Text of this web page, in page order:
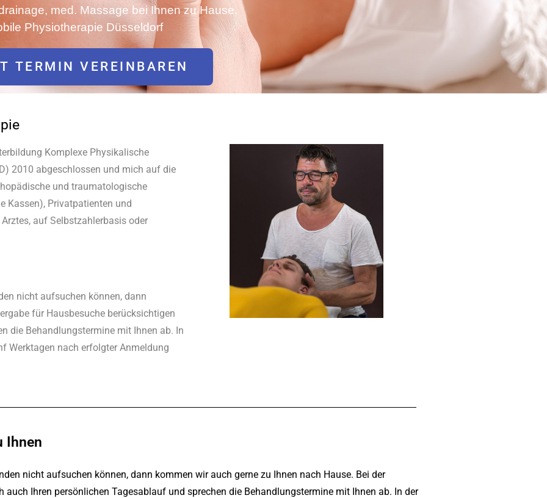
med. Massage bei Ihnen zu Hause.
Physiotherapie Düsseldorf
TERMIN VEREINBAREN
Komplexe Physikalische
2010 abgeschlossen und mich auf die
und traumatologische
Kassen), Privatpatienten und
auf Selbstzahlerbasis oder
nicht aufsuchen können, dann
für Hausbesuche berücksichtigen
die Behandlungstermine mit Ihnen ab. In
Werktagen nach erfolgter Anmeldung
Ihnen
nicht aufsuchen können, dann kommen wir auch gerne zu Ihnen nach Hause. Bei der
Ihren persönlichen Tagesablauf und sprechen die Behandlungstermine mit Ihnen ab. In der